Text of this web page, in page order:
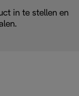
in te stellen en